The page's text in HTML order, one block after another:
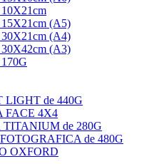
(A5)
(A4)
(A3)
LIGHT de 440G
FACE 4X4
TITANIUM de 280G
de 480G
OXFORD